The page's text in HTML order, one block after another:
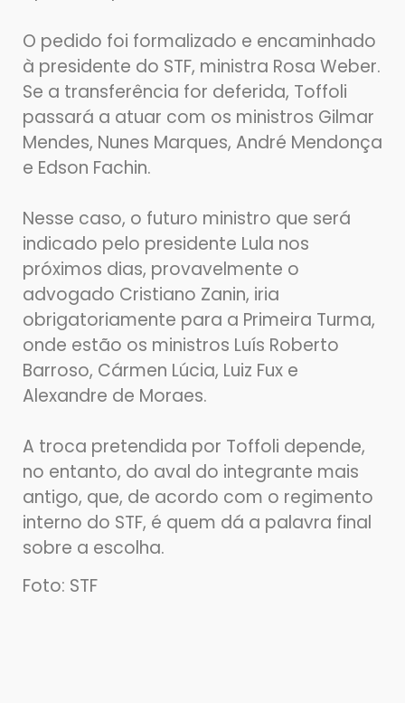
O pedido foi formalizado e encaminhado
à presidente do STF, ministra Rosa Weber.
Se a transferência for deferida, Toffoli
passará a atuar com os ministros Gilmar
Mendes, Nunes Marques, André Mendonça
e Edson Fachin.
Nesse caso, o futuro ministro que será
indicado pelo presidente Lula nos
próximos dias, provavelmente o
advogado Cristiano Zanin, iria
obrigatoriamente para a Primeira Turma,
onde estão os ministros Luís Roberto
Barroso, Cármen Lúcia, Luiz Fux e
Alexandre de Moraes.
A troca pretendida por Toffoli depende,
no entanto, do aval do integrante mais
antigo, que, de acordo com o regimento
interno do STF, é quem dá a palavra final
sobre a escolha.
Foto: STF